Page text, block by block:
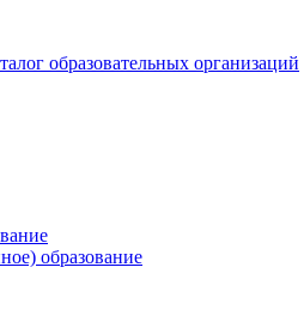
образовательных организаций
образование